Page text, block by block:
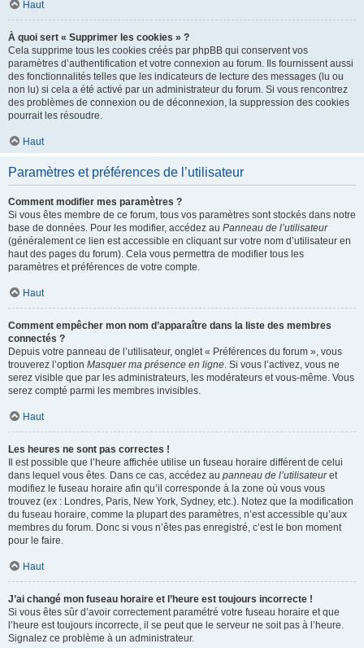
Haut
À quoi sert « Supprimer les cookies » ?
Cela supprime tous les cookies créés par phpBB qui conservent vos
paramètres d’authentification et votre connexion au forum. Ils fournissent aussi
des fonctionnalités telles que les indicateurs de lecture des messages (lu ou
non lu) si cela a été activé par un administrateur du forum. Si vous rencontrez
des problèmes de connexion ou de déconnexion, la suppression des cookies
pourrait les résoudre.
Haut
Paramètres et préférences de l’utilisateur
Comment modifier mes paramètres ?
Si vous êtes membre de ce forum, tous vos paramètres sont stockés dans notre
base de données. Pour les modifier, accédez au Panneau de l’utilisateur
(généralement ce lien est accessible en cliquant sur votre nom d’utilisateur en
haut des pages du forum). Cela vous permettra de modifier tous les
paramètres et préférences de votre compte.
Haut
Comment empêcher mon nom d’apparaître dans la liste des membres
connectés ?
Depuis votre panneau de l’utilisateur, onglet « Préférences du forum », vous
trouverez l’option Masquer ma présence en ligne. Si vous l’activez, vous ne
serez visible que par les administrateurs, les modérateurs et vous-même. Vous
serez compté parmi les membres invisibles.
Haut
Les heures ne sont pas correctes !
Il est possible que l’heure affichée utilise un fuseau horaire différent de celui
dans lequel vous êtes. Dans ce cas, accédez au panneau de l’utilisateuret
modifiez le fuseau horaire afin qu’il corresponde à la zone où vous vous
trouvez (ex : Londres, Paris, New York, Sydney, etc.). Notez que la modification
du fuseau horaire, comme la plupart des paramètres, n’est accessible qu’aux
membres du forum. Donc si vous n’êtes pas enregistré, c’est le bon moment
pour le faire.
Haut
J’ai changé mon fuseau horaire et l’heure est toujours incorrecte !
Si vous êtes sûr d’avoir correctement paramétré votre fuseau horaire et que
l’heure est toujours incorrecte, il se peut que le serveur ne soit pas à l’heure.
Signalez ce problème à un administrateur.